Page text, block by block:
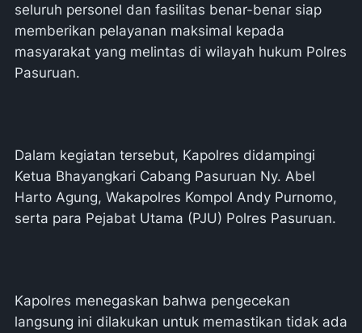
seluruh personel dan fasilitas benar-benar siap
memberikan pelayanan maksimal kepada
masyarakat yang melintas di wilayah hukum Polres
Pasuruan.
Dalam kegiatan tersebut, Kapolres didampingi
Ketua Bhayangkari Cabang Pasuruan Ny. Abel
Harto Agung, Wakapolres Kompol Andy Purnomo,
serta para Pejabat Utama (PJU) Polres Pasuruan.
Kapolres menegaskan bahwa pengecekan
langsung ini dilakukan untuk memastikan tidak ada